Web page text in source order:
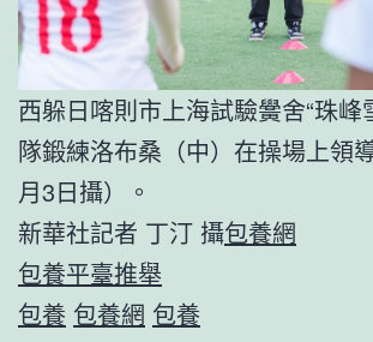
西躲日喀則市上海試驗黌舍“珠峰
隊鍛練洛布桑（中）在操場上領
月3日攝）。
新華社記者 丁汀 攝包養網
包養平臺推舉
包養 包養網 包養